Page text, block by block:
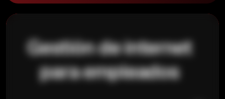
Gestión de internet
para empleados